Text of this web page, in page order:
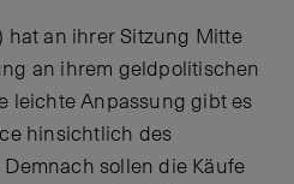
hat an ihrer Sitzung Mitte
an ihrem geldpolitischen
leichte Anpassung gibt es
hinsichtlich des
sollen die Käufe